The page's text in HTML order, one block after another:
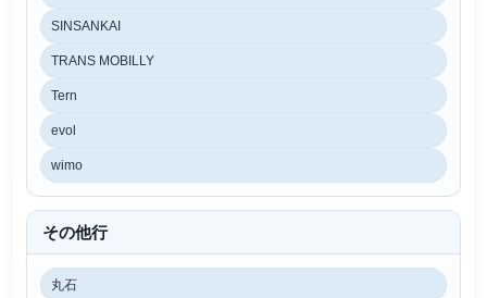
SINSANKAI
TRANS MOBILLY
Tern
evol
wimo
その他行
丸石